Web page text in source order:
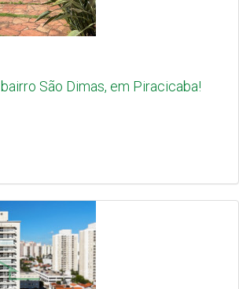
São Dimas, em Piracicaba!